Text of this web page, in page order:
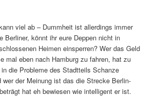
viel ab – Dummheit ist allerdings immer
Berliner, könnt ihr eure Deppen nicht in
Heimen einsperren? Wer das Geld
mal eben nach Hamburg zu fahren, hat zu
die Probleme des Stadtteils Schanze
wer der Meinung ist das die Strecke Berlin-
hat eh bewiesen wie intelligent er ist.